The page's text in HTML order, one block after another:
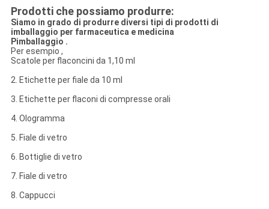
Prodotti che possiamo produrre:
Siamo in grado di produrre diversi tipi di prodotti di
imballaggio per farmaceutica e medicina
Pimballaggio .
Per esempio ,
Scatole per flaconcini da 1,10 ml
2. Etichette per fiale da 10 ml
3. Etichette per flaconi di compresse orali
4. Ologramma
5. Fiale di vetro
6. Bottiglie di vetro
7. Fiale di vetro
8. Cappucci